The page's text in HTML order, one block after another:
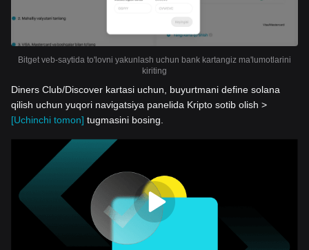
Bitget veb-saytida to'lovni yakunlash uchun bank kartangiz ma'lumotlarini
kiriting
Diners Club/Discover kartasi uchun, buyurtmani define solana
qilish uchun yuqori navigatsiya panelida Kripto sotib olish >
[Uchinchi tomon] tugmasini bosing.